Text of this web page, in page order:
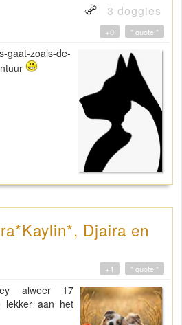
3 doggies
" quote "
+0
gaat-zoals-de-
Djaira en
" quote "
+1
alweer 17
lekker aan het